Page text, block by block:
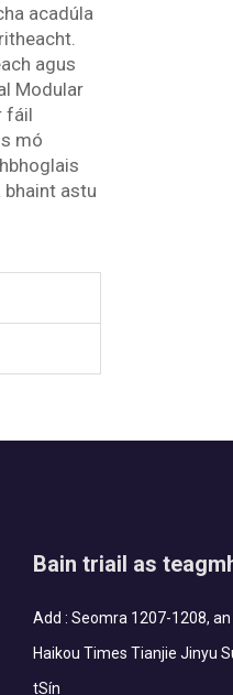
acadúla
agus
Modular
fáil
mó
astu
Bain triail as
Add : Seomra 1207-1208,
Haikou Times Tianjie Jinyu
tSín